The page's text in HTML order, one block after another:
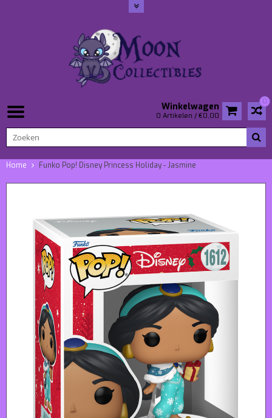
0
Winkelwagen
0 Artikelen / €0,00
Home Funko Pop! Disney Princess Holiday - Jasmine